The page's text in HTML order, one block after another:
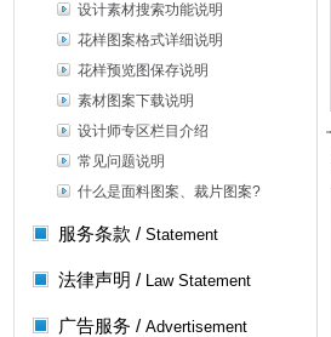
设计素材搜索功能说明
花样图案格式详细说明
花样预览图保存说明
素材图案下载说明
设计师专区栏目介绍
常见问题说明
什么是面料图案、裁片图案?
服务条款 / Statement
法律声明 / Law Statement
广告服务 / Advertisement